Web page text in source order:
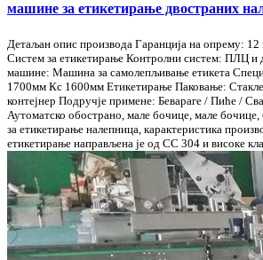
машине за етикетирање двостраних
Детаљан опис производа Гаранција на опрему:
Систем за етикетирање Контролни систем: ПЛЦ и
машине: Машина за самолепљивање етикета
1700мм Кс 1600мм Етикетирање Паковање:
контејнер Подручје примене: Бевараге / Пиће /
Аутоматско обострано, мале бочице, мале
за етикетирање налепница, карактеристика
етикетирање направљена је од СС 304 и високе